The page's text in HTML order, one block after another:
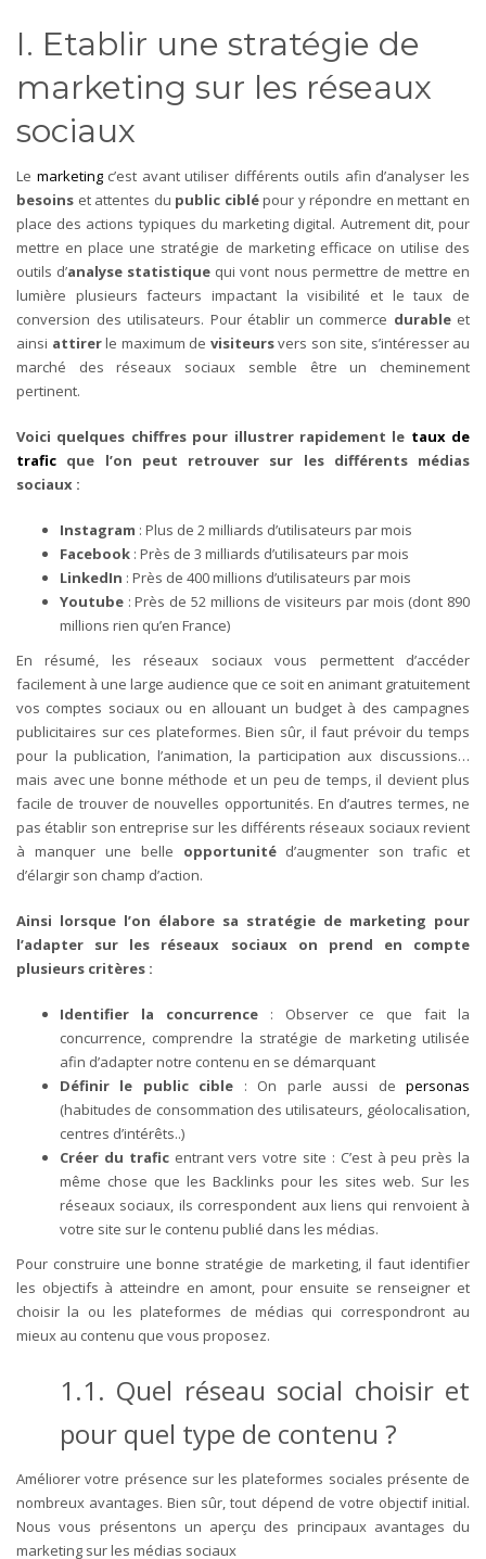
I. Etablir une stratégie de
marketing sur les réseaux
sociaux
Le marketingc’est avant utiliser différents outils afin d’analyser les
besoins et attentes du public ciblépour y répondre en mettant en
place des actions typiques du marketing digital. Autrement dit, pour
mettre en place une stratégie de marketing efficace on utilise des
outils d’analyse statistique qui vont nous permettre de mettre en
lumière plusieurs facteurs impactant la visibilité et le taux de
conversion des utilisateurs. Pour établir un commerce durable et
ainsi attirerle maximum de visiteursvers son site, s’intéresser au
marché des réseaux sociaux semble être un cheminement
pertinent.
Voici quelques chiffres pour illustrer rapidement le taux de
trafic que l’on peut retrouver sur les différents médias
sociaux :
Instagram : Plus de 2 milliards d’utilisateurs par mois
Facebook : Près de 3 milliards d’utilisateurs par mois
LinkedIn : Près de 400 millions d’utilisateurs par mois
Youtube : Près de 52 millions de visiteurs par mois (dont 890
millions rien qu’en France)
En résumé, les réseaux sociaux vous permettent d’accéder
facilement à une large audience que ce soit en animant gratuitement
vos comptes sociaux ou en allouant un budget à des campagnes
publicitaires sur ces plateformes. Bien sûr, il faut prévoir du temps
pour la publication, l’animation, la participation aux discussions…
mais avec une bonne méthode et un peu de temps, il devient plus
facile de trouver de nouvelles opportunités. En d’autres termes, ne
pas établir son entreprise sur les différents réseaux sociaux revient
à manquer une belle opportunité d’augmenter son trafic et
d’élargir son champ d’action.
Ainsi lorsque l’on élabore sa stratégie de marketing pour
l’adapter sur les réseaux sociaux on prend en compte
plusieurs critères :
Identifier la concurrence: Observer ce que fait la
concurrence, comprendre la stratégie de marketing utilisée
afin d’adapter notre contenu en se démarquant
Définir le public cible : On parle aussi depersonas
(habitudes de consommation des utilisateurs, géolocalisation,
centres d’intérêts..)
Créer du traficentrant vers votre site : C’est à peu près la
même chose que les Backlinks pour les sites web. Sur les
réseaux sociaux, ils correspondent aux liens qui renvoient à
votre site sur le contenu publié dans les médias.
Pour construire une bonne stratégie de marketing, il faut identifier
les objectifs à atteindre en amont, pour ensuite se renseigner et
choisir la ou les plateformes de médias qui correspondront au
mieux au contenu que vous proposez.
1.1. Quel réseau social choisir et
pour quel type de contenu ?
Améliorer votre présence sur les plateformes sociales présente de
nombreux avantages. Bien sûr, tout dépend de votre objectif initial.
Nous vous présentons un aperçu des principaux avantages du
marketing sur les médias sociaux